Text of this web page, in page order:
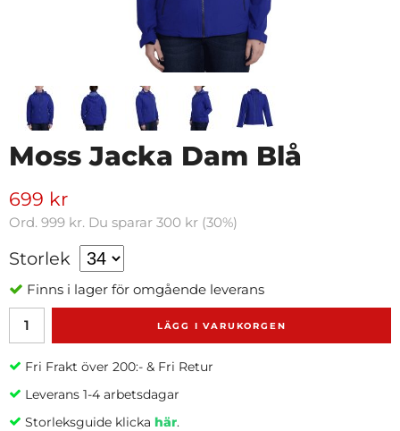
Moss Jacka Dam Blå
699 kr
Ord. 999 kr. Du sparar 300 kr (30%)
Storlek
Finns i lager för omgående leverans
LÄGG I VARUKORGEN
Fri Frakt över 200:- & Fri Retur
Leverans 1-4 arbetsdagar
Storleksguide klicka här.